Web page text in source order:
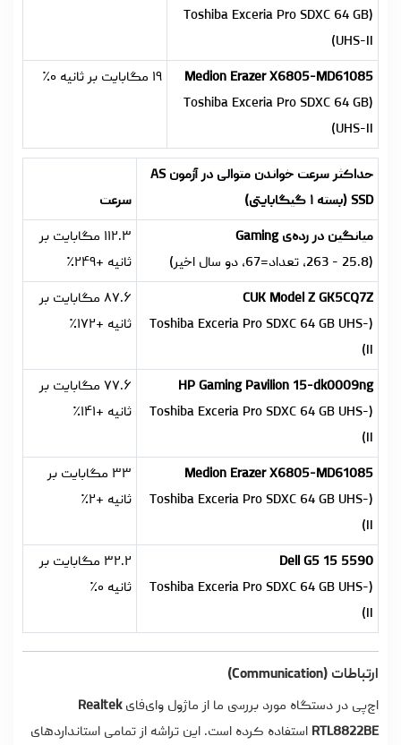
(Toshiba Exceria Pro SDXC 64 GB
UHS-II)
Medion Erazer X6805-MD61085
(Toshiba Exceria Pro SDXC 64 GB
UHS-II)
۱۹ مگابایت بر ثانیه ۰٪
حداکثر سرعت خواندن متوالی در آزمون AS
SSD (بسته ۱ گیگابایتی)
سرعت
میانگین در رده‌ی Gaming
(25.8 - 263، تعداد=67، دو سال اخیر)
۱۱۲.۳ مگابایت بر
ثانیه +۲۴۹٪
CUK Model Z GK5CQ7Z
(Toshiba Exceria Pro SDXC 64 GB UHS-
II)
۸۷.۶ مگابایت بر
ثانیه +۱۷۲٪
HP Gaming Pavilion 15-dk0009ng
(Toshiba Exceria Pro SDXC 64 GB UHS-
II)
۷۷.۶ مگابایت بر
ثانیه +۱۴۱٪
Medion Erazer X6805-MD61085
(Toshiba Exceria Pro SDXC 64 GB UHS-
II)
۳۳ مگابایت بر
ثانیه +۲٪
Dell G5 15 5590
(Toshiba Exceria Pro SDXC 64 GB UHS-
II)
۳۲.۲ مگابایت بر
ثانیه ۰٪
ارتباطات (Communication)
اچ‌پی در دستگاه مورد بررسی ما از ماژول وای‌فایRealtek
RTL8822BE استفاده کرده است. این تراشه از تمامی استانداردهای